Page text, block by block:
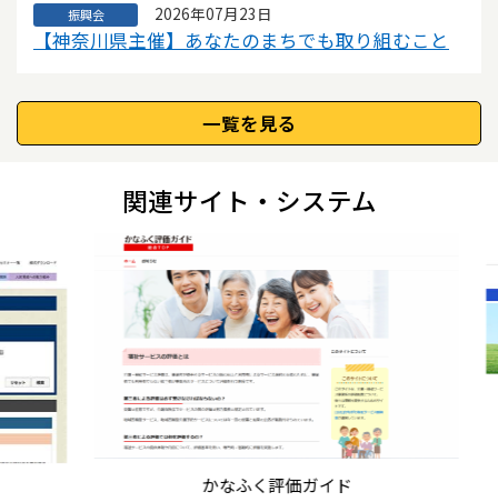
横須賀市 2026年07月28日
小規模多機能型居宅介護事業所 管理者様 看護小規
●神奈川県からのお知らせ●神奈川県のポッドキ
ャスト番組「ずれずれ」で津久井やまゆり園事件
について語ります
神奈川県では、障害福祉分野で働く職員や関係者を迎
え、日々の仕事や暮らしの中で感じてきた障害福祉をめ...
2026年07月23日
●横浜市からのお知らせ●【通知】指定居宅介護
支援における「特段の事情」の取扱いについて
振興会 2026年07月23日
【神奈川県主催】あなたのまちでも取り組むこと
神奈川県では、「市町村介護予防事業支援のための人材
2026年07月22日
【お知らせ】生活支援提供事業者登録機能の受付
開始遅延について
平素は「介護情報サービスかながわ」をご利用いただ
き、誠にありがとうございます。 当初、生活支援...
2026年07月21日
＜かながわ福祉サービス振興会＞ 令和8年度報酬改
定に伴う「介護情報サービスかながわ」への 一部
情報掲載遅延のお知らせ
「介護情報サービスかながわ」をご利用いただき、誠に
一覧を見る
関連サイト・システム
かなふく評価ガイド